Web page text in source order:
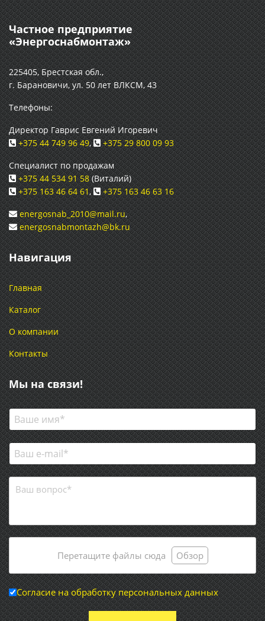
Частное предприятие
«Энергоснабмонтаж»
225405, Брестская обл.,
г. Барановичи, ул. 50 лет ВЛКСМ, 43
Телефоны:
Директор Гаврис Евгений Игоревич
+375 44 749 96 49,
+375 29 800 09 93
Специалист по продажам
+375 44 534 91 58(Виталий)
+375 163 46 64 61,
+375 163 46 63 16
energosnab_2010@mail.ru,
energosnabmontazh@bk.ru
Навигация
Главная
Каталог
О компании
Контакты
Мы на связи!
Перетащите файлы сюда Обзор
Согласие на обработку персональных данных